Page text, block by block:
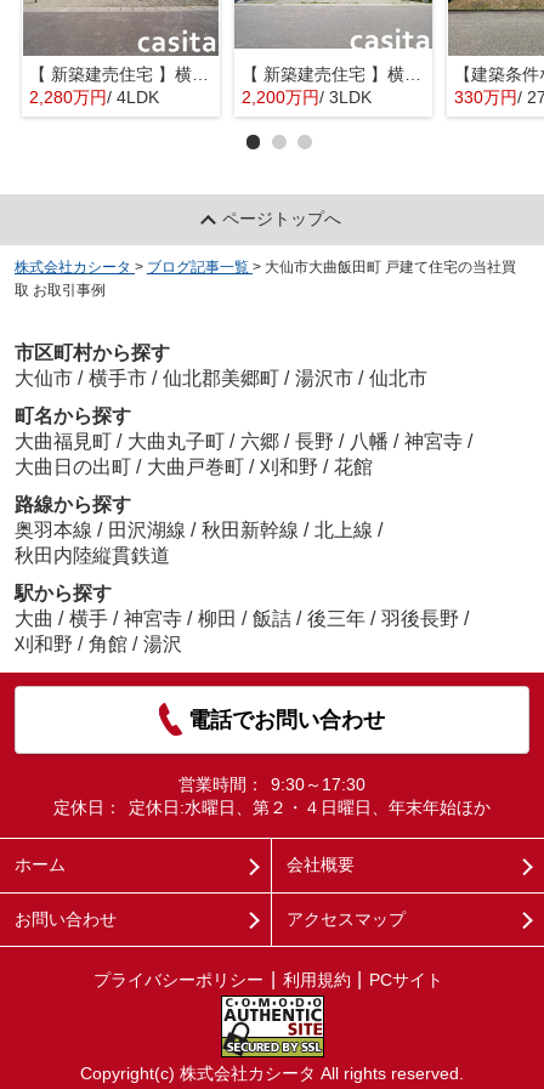
【 新築建売住宅 】横手市八幡字長者町No58 横手北小学校区のオール電化 4LDK
2,280万円/ 4LDK
【 新築建売住宅 】横手市八幡字長者町No50 横手北小学校区のオール電化 3LDK
2,200万円/ 3LDK 330万円/
ページトップへ
株式会社カシータ > ブログ記事一覧 > 大仙市大曲飯田町 戸建て住宅の当社買
取 お取引事例
市区町村から探す
大仙市 / 横手市 / 仙北郡美郷町 / 湯沢市 / 仙北市
町名から探す
大曲福見町 / 大曲丸子町 / 六郷 / 長野 / 八幡 / 神宮寺 /
大曲日の出町 / 大曲戸巻町 / 刈和野 / 花館
路線から探す
奥羽本線 / 田沢湖線 / 秋田新幹線 / 北上線 /
秋田内陸縦貫鉄道
駅から探す
大曲 / 横手 / 神宮寺 / 柳田 / 飯詰 / 後三年 / 羽後長野 /
刈和野 / 角館 / 湯沢
電話でお問い合わせ
営業時間：
9:30～17:30
定休日：
定休日:水曜日、第２・４日曜日、年末年始ほか
ホーム 会社概要
お問い合わせ アクセスマップ
プライバシーポリシー 利用規約 PCサイト
Copyright(c) 株式会社カシータ All rights reserved.